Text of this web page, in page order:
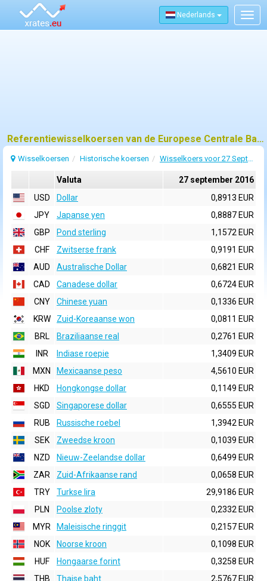
Nederlands
Referentiewisselkoersen van de Europese Centrale Bank (ECB) voor 27 september 2016
Wisselkoersen Historische koersen Wisselkoers voor 27 September 2016
Valuta
27 september 2016
USD
Dollar
0,8913 EUR
JPY
Japanse yen
0,8887 EUR
GBP
Pond sterling
1,1572 EUR
CHF
Zwitserse frank
0,9191 EUR
AUD
Australische Dollar
0,6821 EUR
CAD
Canadese dollar
0,6724 EUR
CNY
Chinese yuan
0,1336 EUR
KRW
Zuid-Koreaanse won
0,0811 EUR
BRL
Braziliaanse real
0,2761 EUR
INR
Indiase roepie
1,3409 EUR
MXN
Mexicaanse peso
4,5610 EUR
HKD
Hongkongse dollar
0,1149 EUR
SGD
Singaporese dollar
0,6555 EUR
RUB
Russische roebel
1,3942 EUR
SEK
Zweedse kroon
0,1039 EUR
NZD
Nieuw-Zeelandse dollar
0,6499 EUR
ZAR
Zuid-Afrikaanse rand
0,0658 EUR
TRY
Turkse lira
29,9186 EUR
PLN
Poolse zloty
0,2332 EUR
MYR
Maleisische ringgit
0,2157 EUR
NOK
Noorse kroon
0,1098 EUR
HUF
Hongaarse forint
0,3258 EUR
THB
Thaise baht
2,5767 EUR